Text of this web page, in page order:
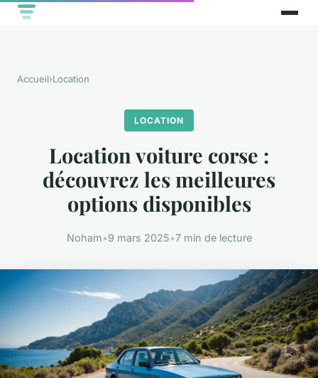
Accueil›Location
LOCATION
Location voiture corse :
découvrez les meilleures
options disponibles
Noham•9 mars 2025•7 min de lecture